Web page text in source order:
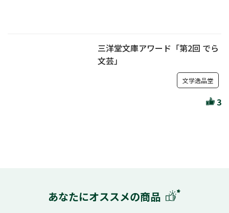
三洋堂文庫アワード「第2回 でら
文芸」
文学逸品堂
3
あなたにオススメの商品